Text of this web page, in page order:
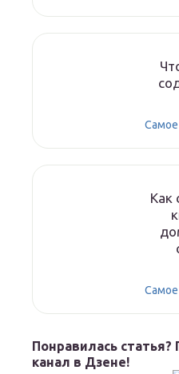
Как
Понравилась
канал в Дзене!